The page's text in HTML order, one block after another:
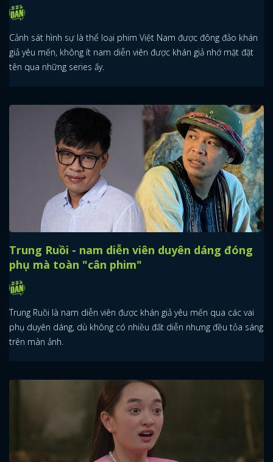
Cảnh sát hình sự là thể loại phim Việt Nam được đông đảo khán
giả yêu mến, không ít nam diễn viên được khán giả nhớ mặt đặt
tên qua những series ấy.
Trung Ruồi - nam diễn viên duyên dáng đóng
phụ mà toàn "cân phim"
Trung Ruồi là nam diễn viên được khán giả yêu mến qua các vai
phụ duyên dáng, dù không có nhiều đất diễn nhưng đều tỏa sáng
trên màn ảnh.